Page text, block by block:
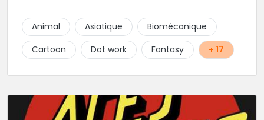
Animal Asiatique
Biomécanique
Cartoon
Dot work Fantasy + 17